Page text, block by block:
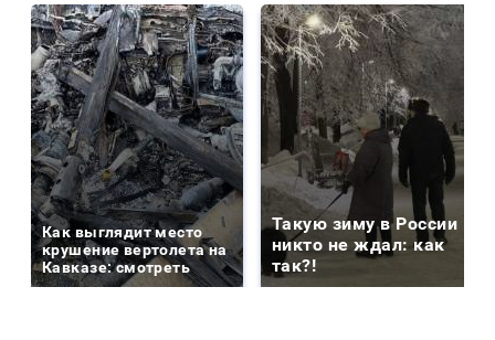
Как выглядит место
крушение вертолета на
Кавказе: смотреть
Такую зиму в России
никто не ждал: как
так?!